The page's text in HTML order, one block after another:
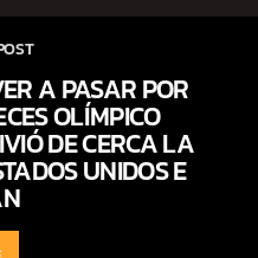
A PASAR POR
OLÍMPICO
DE CERCA LA
UNIDOS E